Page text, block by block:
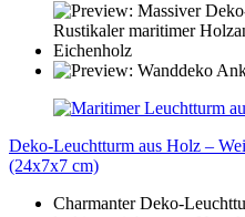
Deko-Leuchtturm aus Holz –
(24x7x7 cm)
Charmanter Deko-